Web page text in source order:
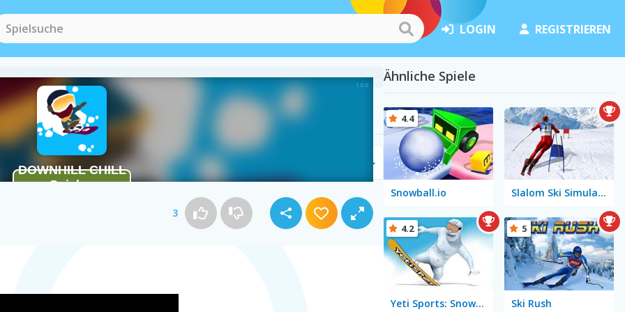
LOGIN REGISTRIEREN
3
Wintersport Spiele
Ähnliche Spiele
Snowball.io
4.4
Slalom Ski Simulator
Yeti Sports: Snowboard Freeride
4.2
Ski Rush
5